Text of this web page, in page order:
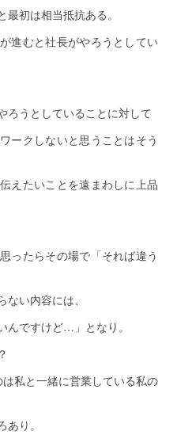
初は相当抵抗ある。
進むと社長がやろうとしてい
ろうとしていることに対して
ークしないと思うことはそう
えたいことを遠まわしに上品
ったらその場で「それば違う
い内容には、
んですけど…」となり。
私と一緒に営業している私の
り。